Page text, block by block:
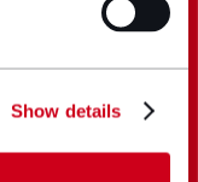
Show details